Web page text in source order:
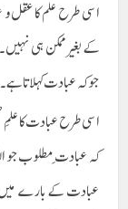
اسی طرح علم کا عقل
کے بغیر ممکن ہی
جوکہ عبادت کہلاتا ہے۔
اسی طرح عبادت کا علمِ
کہ عبادت ِمطلوب جو
عبادت کے بارے میں